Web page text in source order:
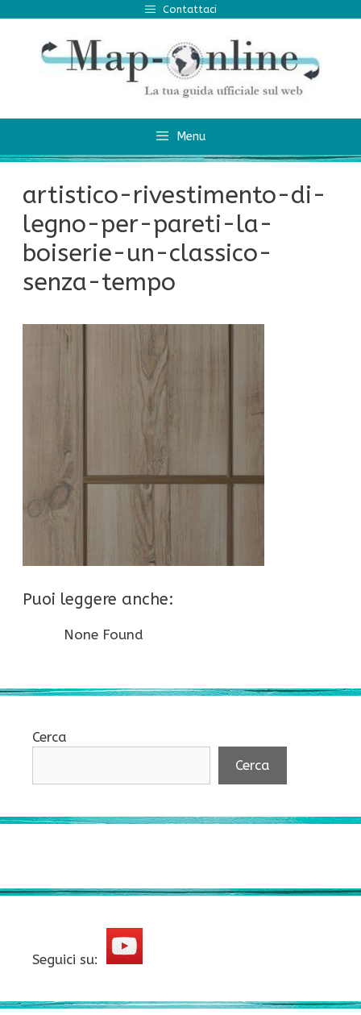
contenuto
Contattaci
Menu
artistico-rivestimento-di-
legno-per-pareti-la-
boiserie-un-classico-
senza-tempo
Puoi leggere anche:
None Found
Cerca
Cerca
Seguici su: